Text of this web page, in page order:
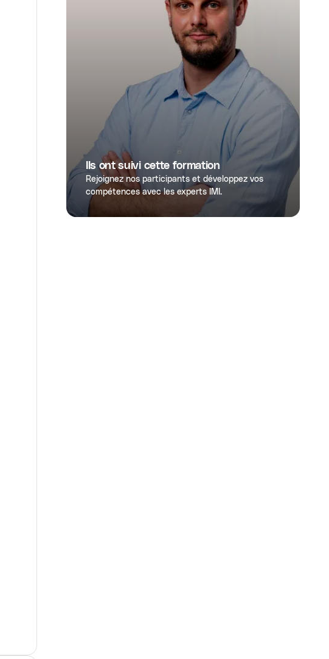
Ils ont suivi cette formation
Rejoignez nos participants et développez vos
compétences avec les experts IMI.